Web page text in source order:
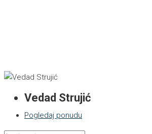
Vedad Strujić
Pogledaj ponudu